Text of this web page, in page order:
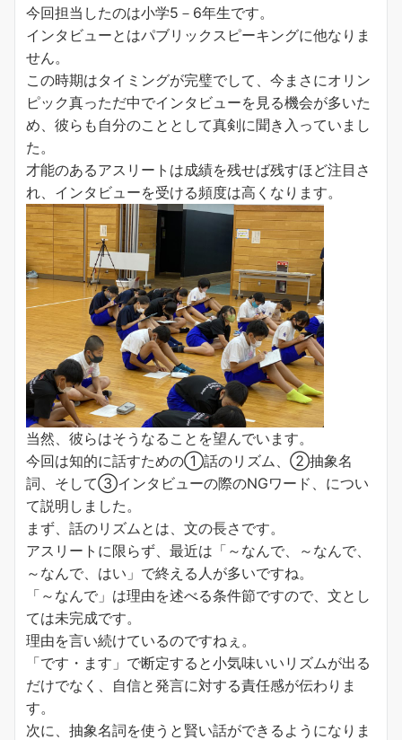
今回担当したのは小学5－6年生です。
インタビューとはパブリックスピーキングに他なりま
せん。
この時期はタイミングが完璧でして、今まさにオリン
ピック真っただ中でインタビューを見る機会が多いた
め、彼らも自分のこととして真剣に聞き入っていまし
た。
才能のあるアスリートは成績を残せば残すほど注目さ
れ、インタビューを受ける頻度は高くなります。
当然、彼らはそうなることを望んでいます。
今回は知的に話すための①話のリズム、②抽象名
詞、そして③インタビューの際のNGワード、につい
て説明しました。
まず、話のリズムとは、文の長さです。
アスリートに限らず、最近は「～なんで、～なんで、
～なんで、はい」で終える人が多いですね。
「～なんで」は理由を述べる条件節ですので、文とし
ては未完成です。
理由を言い続けているのですねぇ。
「です・ます」で断定すると小気味いいリズムが出る
だけでなく、自信と発言に対する責任感が伝わりま
す。
次に、抽象名詞を使うと賢い話ができるようになりま